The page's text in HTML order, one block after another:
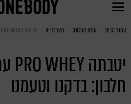
You are here:
עמוד הבית עולם התזונה הצרכנייה יטבתה PRO WHEY עם 25 גרם חלבון: בדקנו וטעמנו
חלבון: בדקנו וטעמנו